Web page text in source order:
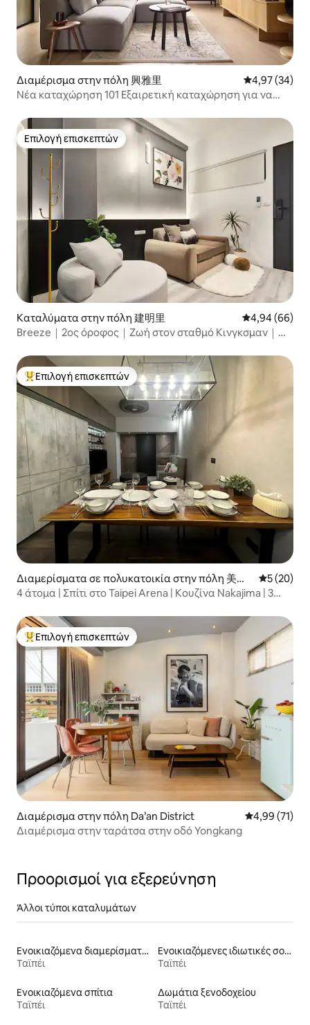
Διαμέρισμα στην πόλη 興雅里 Μέση
4,97 (34)
Νέα καταχώρηση 101 Εξαιρετική καταχώρηση για να
στον κάτω όροφο, 5 λεπτά από το Taipei Arena.
Επιλογή επισκεπτών
Επιλογή επισκεπτών
Καταλύματα στην πόλη 建明里 Μέση
4,94 (66)
Breeze｜2ος όροφος｜Ζωή στον σταθμό Κινγκσμαν｜
στον σταθμό Ταϊπέι. Φαγητό και ψώνια｜Μετρό
αεροδρομίου
Κορυφαία επιλογή επισκεπτών
Επιλογή επισκεπτών
Διαμερίσματα σε πολυκατοικία στην πόλη 美仁
里
Μέση
5 (20)
4 άτομα | Σπίτι στο Taipei Arena | Κουζίνα Nakajima | 3
Κορυφαία επιλογή επισκεπτών
Επιλογή επισκεπτών
Διαμέρισμα στην πόλη Da’an District Μέση
4,99 (71)
Διαμέρισμα στην ταράτσα στην οδό Yongkang
Προορισμοί για εξερεύνηση
Άλλοι τύποι καταλυμάτων
Ενοικιαζόμενα διαμερίσματα με υπηρεσίες εξυπηρέτησης
Ταϊπέι
Ενοικιαζόμενες ιδιωτικές σουίτες
Ταϊπέι
Ενοικιαζόμενα σπίτια
Ταϊπέι
Δωμάτια ξενοδοχείου
Ταϊπέι